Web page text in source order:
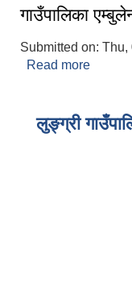
गाउँपालिका
Submitted on: Thu,
Read more
लुङ्ग्री